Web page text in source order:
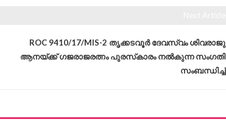
ROC 9410/17/MIS-2 തൃക്കടവൂർ ദേവസ്വം ശിവരാജു
ആനയ്ക്ക് ഗജരാജരത്നം പുരസ്‌കാരം നൽകുന്ന സംഗതി
സംബന്ധിച്ച്